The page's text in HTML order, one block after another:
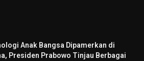
Anak Bangsa Dipamerkan di
Presiden Prabowo Tinjau Berbagai